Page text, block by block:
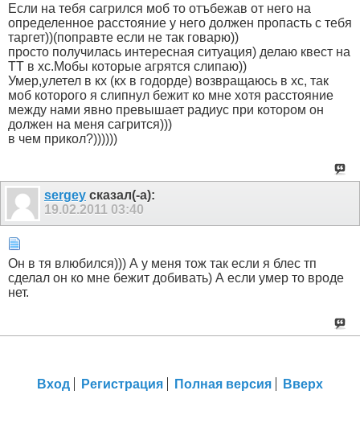
Если на тебя сагрился моб то отъбежав от него на
определенное расстояние у него должен пропасть с тебя
таргет))(поправте если не так говарю))
просто получилась интересная ситуация) делаю квест на
ТТ в хс.Мобы которые агрятся слипаю))
Умер,улетел в кх (кх в годорде) возвращаюсь в хс, так
моб которого я слипнул бежит ко мне хотя расстояние
между нами явно превышает радиус при котором он
должен на меня сагрится)))
в чем прикол?))))))
sergey сказал(-а):
19.02.2011 03:40
Он в тя влюбился))) А у меня тож так если я блес тп
сделал он ко мне бежит добивать) А если умер то вроде
нет.
Вход Регистрация Полная версия Вверх